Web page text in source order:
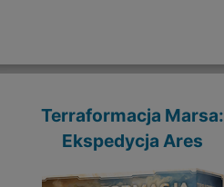
Terraformacja Marsa:
Ekspedycja Ares